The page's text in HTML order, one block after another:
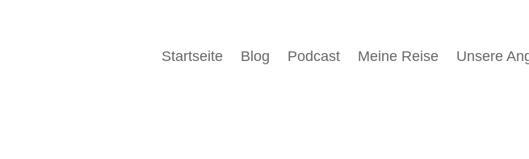
Startseite Blog Podcast Meine Reise Unsere